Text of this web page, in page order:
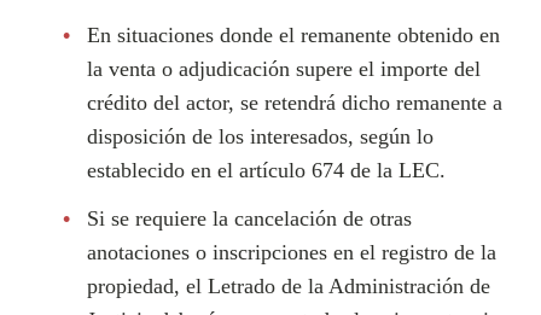
En situaciones donde el remanente obtenido en
la venta o adjudicación supere el importe del
crédito del actor, se retendrá dicho remanente a
disposición de los interesados, según lo
establecido en el artículo 674 de la LEC.
Si se requiere la cancelación de otras
anotaciones o inscripciones en el registro de la
propiedad, el Letrado de la Administración de